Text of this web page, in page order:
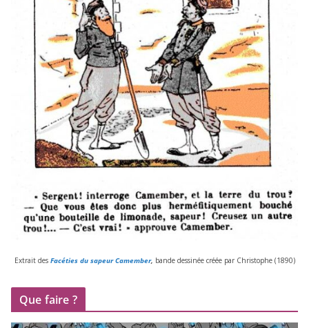
Extrait desFacéties du sapeur Camember, bande des­si­née créée par Christophe (1890)
Que faire ?